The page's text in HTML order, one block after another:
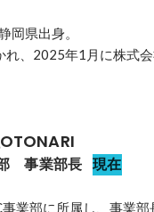
岡県出身。
れ、2025年1月に株式
　事業部長 現在
業部に所属し、事業部